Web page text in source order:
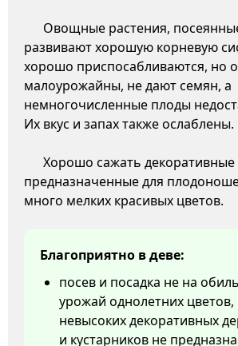
Овощные растения,
развивают хорошую корневую
хорошо приспосабливаются, но
малоурожайны, не дают семян, а
немногочисленные плоды
Их вкус и запах также ослаблены.
Хорошо сажать декоративные
предназначенные для
много мелких красивых цветов.
Благоприятно в деве:
посев и посадка не на
урожай однолетних цветов,
невысоких декоративных
и кустарников не